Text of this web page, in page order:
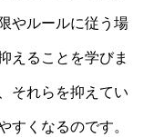
やルールに従う場
えることを学びま
それらを抑えてい
すくなるのです。